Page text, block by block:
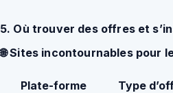
5. Où trouver des offres et
🌐 Sites incontournables pour
Plate-forme Type